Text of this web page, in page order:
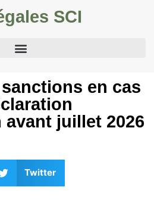
SCI
en cas
avant juillet 2026
Twitter